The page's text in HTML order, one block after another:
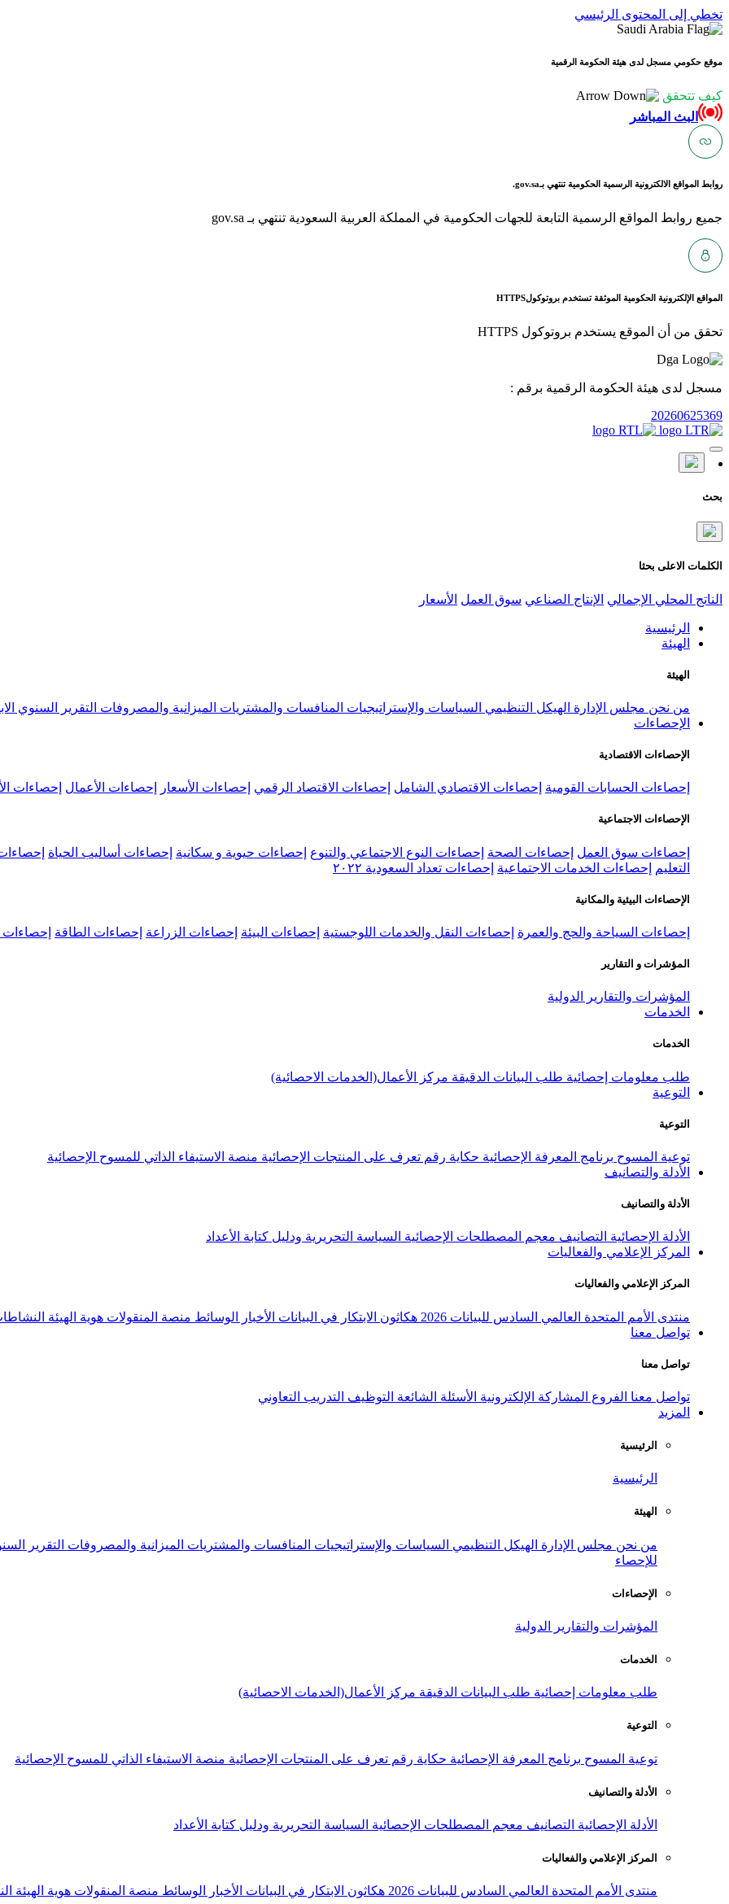
تخطي إلى المحتوى الرئيسي
موقع حكومي مسجل لدى هيئة الحكومة الرقمية
كيف تتحقق
البث المباشر
روابط المواقع الالكترونية الرسمية الحكومية تنتهي بـgov.sa.
جميع روابط المواقع الرسمية التابعة للجهات الحكومية في المملكة العربية السعودية تنتهي بـ gov.sa
المواقع الإلكترونية الحكومية الموثقة تستخدم بروتوكولHTTPS
تحقق من أن الموقع يستخدم بروتوكول HTTPS
مسجل لدى هيئة الحكومة الرقمية برقم :
20260625369
بحث
الكلمات الاعلى بحثا
الناتج المحلي الإجمالي الإنتاج الصناعي سوق العمل الأسعار
الرئيسية
الهيئة
الهيئة
من نحن مجلس الإدارة الهيكل التنظيمي السياسات والإستراتيجيات المنافسات والمشتريات الميزانية والمصروفات التقرير السنوي
الإحصاءات
الإحصاءات الاقتصادية
إحصاءات الحسابات القومية إحصاءات الاقتصادي الشامل إحصاءات الاقتصاد الرقمي إحصاءات الأسعار إحصاءات الأعمال إحصاءات
الإحصاءات الاجتماعية
إحصاءات سوق العمل إحصاءات الصحة إحصاءات النوع الاجتماعي والتنوع إحصاءات حيوية و سكانية إحصاءات أساليب الحياة
التعليم
إحصاءات الخدمات الاجتماعية إحصاءات تعداد السعودية ٢٠٢٢
الإحصاءات البيئية والمكانية
إحصاءات السياحة والحج والعمرة إحصاءات النقل والخدمات اللوجستية إحصاءات البيئة إحصاءات الزراعة إحصاءات الطاقة إحصاءات
المؤشرات و التقارير
المؤشرات والتقارير الدولية
الخدمات
الخدمات
طلب معلومات إحصائية طلب البيانات الدقيقة مركز الأعمال(الخدمات الاحصائية)
التوعية
التوعية
توعية المسوح برنامج المعرفة الإحصائية حكاية رقم تعرف على المنتجات الإحصائية منصة الاستيفاء الذاتي للمسوح الإحصائية
الأدلة والتصانيف
الأدلة والتصانيف
الأدلة الإحصائية التصانيف معجم المصطلحات الإحصائية السياسة التحريرية ودليل كتابة الأعداد
المركز الإعلامي والفعاليات
المركز الإعلامي والفعاليات
منتدى الأمم المتحدة العالمي السادس للبيانات 2026 هكاثون الابتكار في البيانات الأخبار الوسائط منصة المنقولات هوية الهيئة
تواصل معنا
تواصل معنا
تواصل معنا الفروع المشاركة الإلكترونية الأسئلة الشائعة التوظيف التدريب التعاوني
المزيد
الرئيسية
الرئيسية
الهيئة
من نحن مجلس الإدارة الهيكل التنظيمي السياسات والإستراتيجيات المنافسات والمشتريات الميزانية والمصروفات التقرير
للإحصاء
الإحصاءات
المؤشرات والتقارير الدولية
الخدمات
طلب معلومات إحصائية طلب البيانات الدقيقة مركز الأعمال(الخدمات الاحصائية)
التوعية
توعية المسوح برنامج المعرفة الإحصائية حكاية رقم تعرف على المنتجات الإحصائية منصة الاستيفاء الذاتي للمسوح الإحصائية
الأدلة والتصانيف
الأدلة الإحصائية التصانيف معجم المصطلحات الإحصائية السياسة التحريرية ودليل كتابة الأعداد
المركز الإعلامي والفعاليات
منتدى الأمم المتحدة العالمي السادس للبيانات 2026 هكاثون الابتكار في البيانات الأخبار الوسائط منصة المنقولات هوية الهيئة